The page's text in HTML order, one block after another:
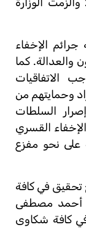
الإخفاء
والعدالة. كما
الاتفاقيات
وحمايتهم من
السلطات
القسري
على نحو مفزع
تحقيق في كافة
أحمد مصطفى
كافة شكاوى